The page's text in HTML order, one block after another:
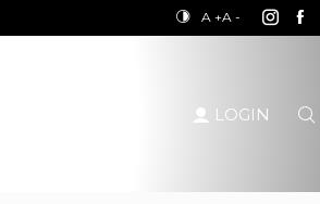
A +A -
LOGIN